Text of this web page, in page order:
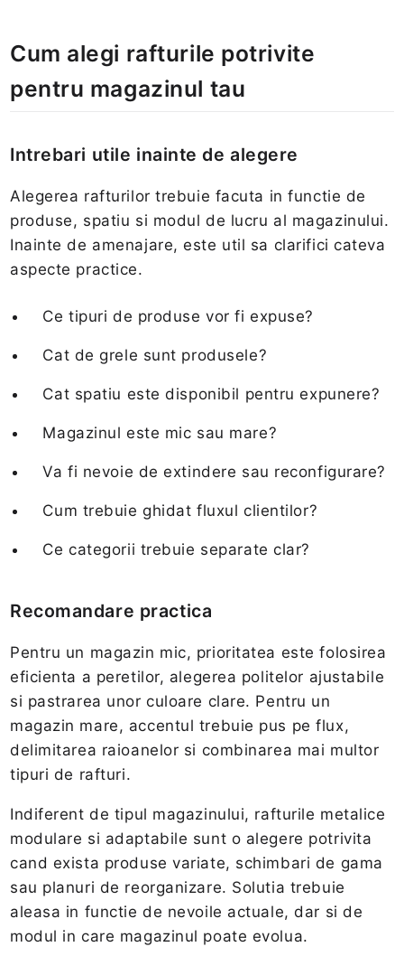
Cum alegi rafturile potrivite
pentru magazinul tau
Intrebari utile inainte de alegere
Alegerea rafturilor trebuie facuta in functie de
produse, spatiu si modul de lucru al magazinului.
Inainte de amenajare, este util sa clarifici cateva
aspecte practice.
Ce tipuri de produse vor fi expuse?
Cat de grele sunt produsele?
Cat spatiu este disponibil pentru expunere?
Magazinul este mic sau mare?
Va fi nevoie de extindere sau reconfigurare?
Cum trebuie ghidat fluxul clientilor?
Ce categorii trebuie separate clar?
Recomandare practica
Pentru un magazin mic, prioritatea este folosirea
eficienta a peretilor, alegerea politelor ajustabile
si pastrarea unor culoare clare. Pentru un
magazin mare, accentul trebuie pus pe flux,
delimitarea raioanelor si combinarea mai multor
tipuri de rafturi.
Indiferent de tipul magazinului, rafturile metalice
modulare si adaptabile sunt o alegere potrivita
cand exista produse variate, schimbari de gama
sau planuri de reorganizare. Solutia trebuie
aleasa in functie de nevoile actuale, dar si de
modul in care magazinul poate evolua.